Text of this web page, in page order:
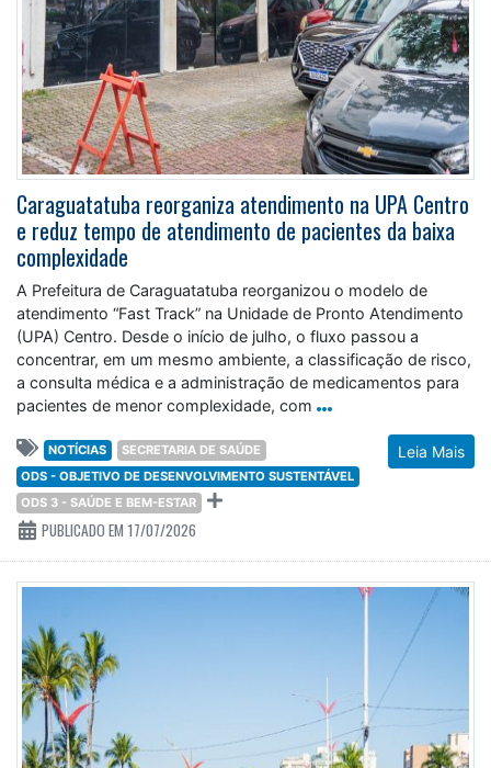
Caraguatatuba reorganiza atendimento na UPA Centro
e reduz tempo de atendimento de pacientes da baixa
complexidade
A Prefeitura de Caraguatatuba reorganizou o modelo de
atendimento “Fast Track” na Unidade de Pronto Atendimento
(UPA) Centro. Desde o início de julho, o fluxo passou a
concentrar, em um mesmo ambiente, a classificação de risco,
a consulta médica e a administração de medicamentos para
pacientes de menor complexidade, com
Leia Mais
NOTÍCIAS
SECRETARIA DE SAÚDE
ODS - OBJETIVO DE DESENVOLVIMENTO SUSTENTÁVEL
ODS 3 - SAÚDE E BEM-ESTAR
PUBLICADO EM 17/07/2026